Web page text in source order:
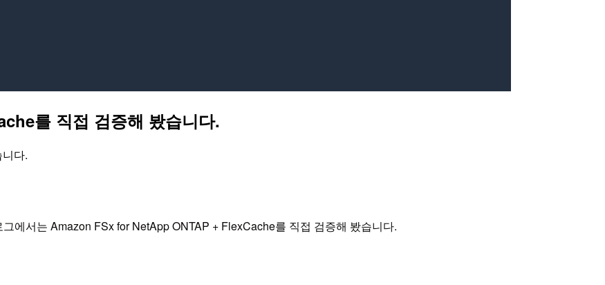
를 직접 검증해 봤습니다.
다.
에서는 Amazon FSx for NetApp ONTAP + FlexCache를 직접 검증해 봤습니다.